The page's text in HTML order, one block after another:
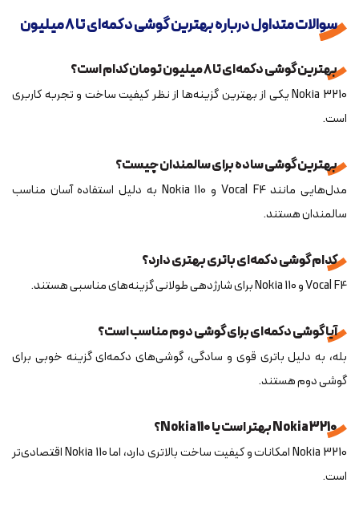
سوالات متداول درباره بهترین گوشی دکمه‌ای تا ۸ میلیون
بهترین گوشی دکمه‌ای تا ۸ میلیون تومان کدام است؟
Nokia 3210 یکی از بهترین گزینه‌ها از نظر کیفیت ساخت و تجربه کاربری
است.
بهترین گوشی ساده برای سالمندان چیست؟
مدل‌هایی مانند Vocal F4 و Nokia 110 به دلیل استفاده آسان مناسب
سالمندان هستند.
کدام گوشی دکمه‌ای باتری بهتری دارد؟
Vocal F4 و Nokia 110 برای شارژدهی طولانی گزینه‌های مناسبی هستند.
آیا گوشی دکمه‌ای برای گوشی دوم مناسب است؟
بله، به دلیل باتری قوی و سادگی، گوشی‌های دکمه‌ای گزینه خوبی برای
گوشی دوم هستند.
Nokia 3210 بهتر است یا Nokia 110؟
Nokia 3210 امکانات و کیفیت ساخت بالاتری دارد، اما Nokia 110 اقتصادی‌تر
است.